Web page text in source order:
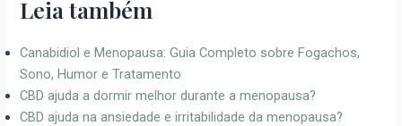
Leia também
Canabidiol e Menopausa: Guia Completo sobre Fogachos,
Sono, Humor e Tratamento
CBD ajuda a dormir melhor durante a menopausa?
CBD ajuda na ansiedade e irritabilidade da menopausa?